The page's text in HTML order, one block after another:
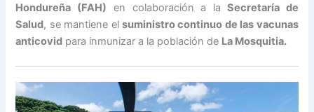
Hondureña (FAH) en colaboración a la Secretaría de
Salud, se mantiene el suministro continuo de las vacunas
anticovid para inmunizar a la población de La Mosquitia.